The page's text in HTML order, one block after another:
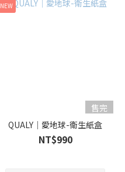
NEW
售完
QUALY｜愛地球-衛生紙盒
NT$990